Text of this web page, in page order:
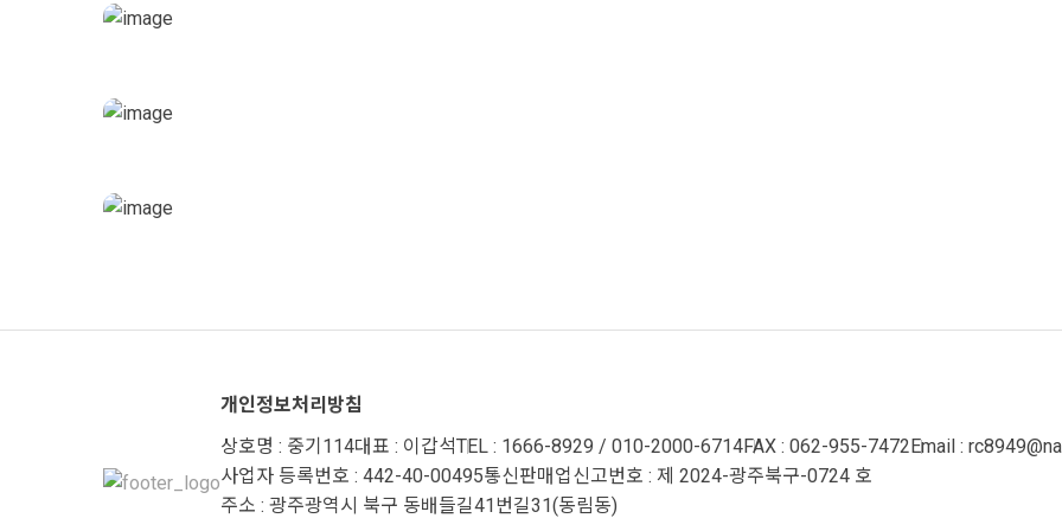
개인정보처리방침
상호명 : 중기114대표 : 이갑석TEL : 1666-8929 / 010-2000-6714FAX : 062-955-7472Email :
사업자 등록번호 : 442-40-00495통신판매업신고번호 : 제 2024-광주북구-0724 호
주소 : 광주광역시 북구 동배들길41번길31(동림동)